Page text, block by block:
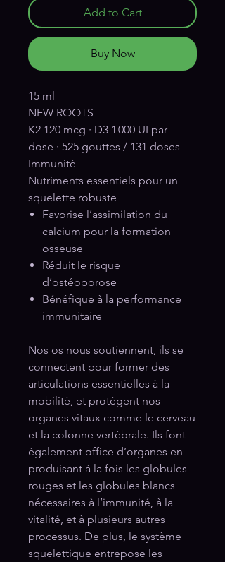
Add to Cart
Buy Now
15 ml
NEW ROOTS
K2 120 mcg · D3 1 000 UI par
dose · 525 gouttes / 131 doses
Immunité
Nutriments essentiels pour un
squelette robuste
Favorise l’assimilation du
calcium pour la formation
osseuse
Réduit le risque
d’ostéoporose
Bénéfique à la performance
immunitaire
Nos os nous soutiennent, ils se
connectent pour former des
articulations essentielles à la
mobilité, et protègent nos
organes vitaux comme le cerveau
et la colonne vertébrale. Ils font
également office d’organes en
produisant à la fois les globules
rouges et les globules blancs
nécessaires à l’immunité, à la
vitalité, et à plusieurs autres
processus. De plus, le système
squelettique entrepose les